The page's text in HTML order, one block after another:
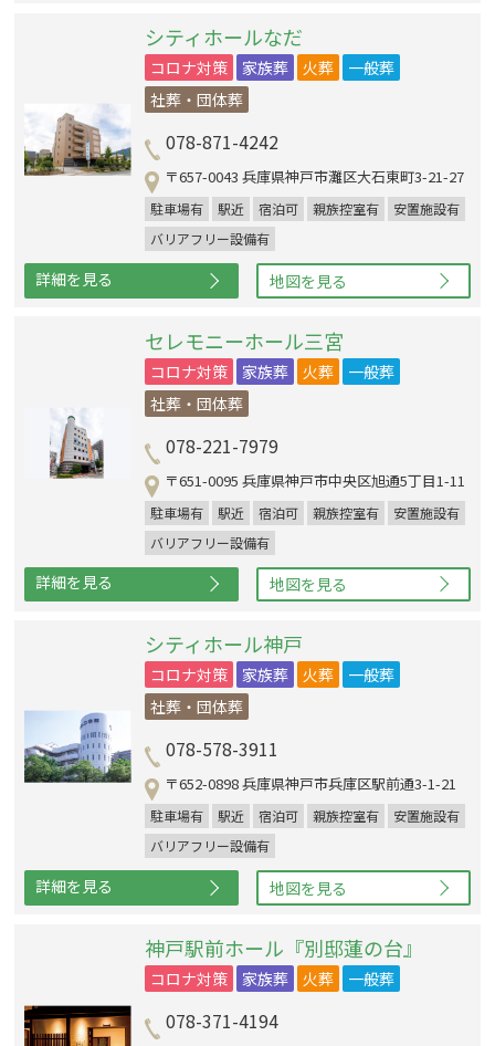
シティホールなだ
コロナ対策 家族葬 火葬
一般葬
社葬・団体葬
078-871-4242
〒657-0043 兵庫県神戸市灘区大石東町3-21-27
駐車場有 駅近 宿泊可 親族控室有
安置施設有
バリアフリー設備有
詳細を見る 地図を見る
セレモニーホール三宮
コロナ対策 家族葬 火葬
一般葬
社葬・団体葬
078-221-7979
〒651-0095 兵庫県神戸市中央区旭通5丁目1-11
駐車場有 駅近 宿泊可 親族控室有
安置施設有
バリアフリー設備有
詳細を見る 地図を見る
シティホール神戸
コロナ対策 家族葬 火葬
一般葬
社葬・団体葬
078-578-3911
〒652-0898 兵庫県神戸市兵庫区駅前通3-1-21
駐車場有 駅近 宿泊可 親族控室有
安置施設有
バリアフリー設備有
詳細を見る 地図を見る
神戸駅前ホール『別邸蓮の台』
コロナ対策 家族葬 火葬 一般葬
078-371-4194